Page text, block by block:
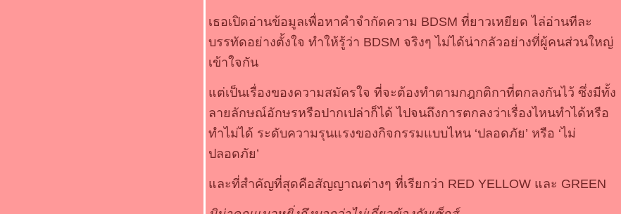
เธอเปิดอ่านข้อมูลเพื่อหาคำจำกัดความ BDSM ที่ยาวเหยียด ไล่อ่านทีละ
บรรทัดอย่างตั้งใจ ทำให้รู้ว่า BDSM จริงๆ ไม่ได้น่ากลัวอย่างที่ผู้คนส่วนใหญ่
เข้าใจกัน
ต่เป็นเรื่องของความสมัครใจ ที่จะต้องทำตามกฎกติกาที่ตกลงกันไว้ ซึ่งมีทั้ง
ลายลักษณ์อักษรหรือปากเปล่าก็ได้ ไปจนถึงการตกลงว่าเรื่องไหนทำได้หรือ
ทำไม่ได้ ระดับความรุนแรงของกิจกรรมแบบไหน ‘ปลอดภัย’ หรือ ‘ไม่
ปลอดภัย’
ละที่สำคัญที่สุดคือสัญญาณต่างๆ ที่เรียกว่า RED YELLOW และ GREEN